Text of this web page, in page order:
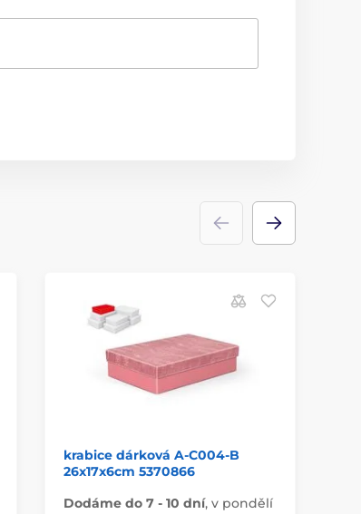
krabice dárková A-C004-B
26x17x6cm 5370866
Dodáme do 7 - 10 dní, v pondělí